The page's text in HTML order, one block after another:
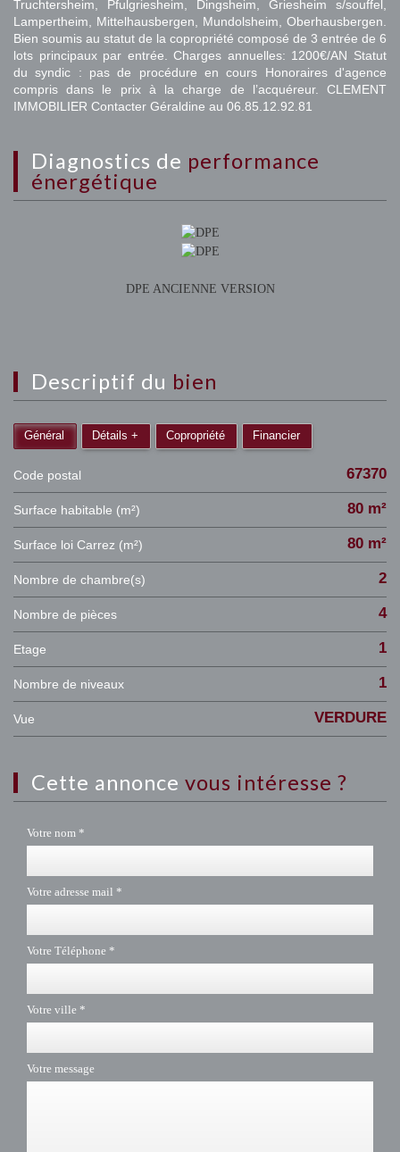
Truchtersheim, Pfulgriesheim, Dingsheim, Griesheim s/souffel,
Lampertheim, Mittelhausbergen, Mundolsheim, Oberhausbergen.
Bien soumis au statut de la copropriété composé de 3 entrée de 6
lots principaux par entrée. Charges annuelles: 1200€/AN Statut
du syndic : pas de procédure en cours Honoraires d'agence
compris dans le prix à la charge de l’acquéreur. CLEMENT
IMMOBILIER Contacter Géraldine au 06.85.12.92.81
diagnostics de performance
énergétique
DPE ANCIENNE VERSION
descriptif du bien
Général Détails + Copropriété Financier
Code postal 67370
Surface habitable (m²) 80 m²
Surface loi Carrez (m²) 80 m²
Nombre de chambre(s) 2
Nombre de pièces 4
Etage 1
Nombre de niveaux 1
Vue VERDURE
cette annonce vous intéresse ?
Votre nom *
Votre adresse mail *
Votre Téléphone *
Votre ville *
Votre message